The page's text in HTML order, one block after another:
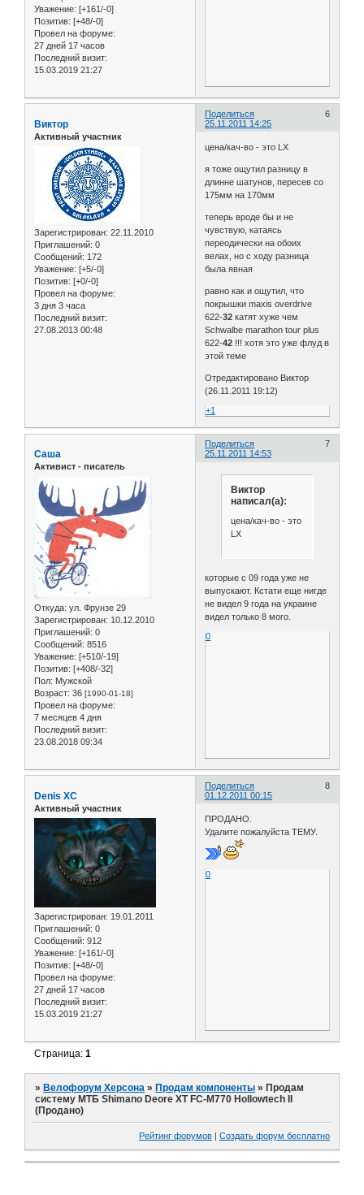
Уважение: [+161/-0]
Позитив: [+48/-0]
Провел на форуме:
27 дней 17 часов
Последний визит:
15.03.2019 21:27
Поделиться
6
25.11.2011 14:25
Виктор
Активный участник
Зарегистрирован: 22.11.2010
Приглашений: 0
Сообщений: 172
Уважение: [+5/-0]
Позитив: [+0/-0]
Провел на форуме:
3 дня 3 часа
Последний визит:
27.08.2013 00:48
цена/кач-во - это LX
я тоже ощутил разницу в
длинне шатунов, пересев со
175мм на 170мм
теперь вроде бы и не
чувствую, катаясь
переодически на обоих
велах, но с ходу разница
была явная
равно как и ощутил, что
покрышки maxis overdrive
622-32 катят хуже чем
Schwalbe marathon tour plus
622-42 !!! хотя это уже флуд в
этой теме
Отредактировано Виктор
(26.11.2011 19:12)
+1
Поделиться
7
25.11.2011 14:53
Саша
Активист - писатель
Откуда: ул. Фрунзе 29
Зарегистрирован: 10.12.2010
Приглашений: 0
Сообщений: 8516
Уважение: [+510/-19]
Позитив: [+408/-32]
Пол: Мужской
Возраст: 36 [1990-01-18]
Провел на форуме:
7 месяцев 4 дня
Последний визит:
23.08.2018 09:34
Виктор
написал(а):
цена/кач-во - это
LX
которые с 09 года уже не
выпускают. Кстати еще нигде
не видел 9 года на украине
видел только 8 мого.
0
Поделиться
8
01.12.2011 00:15
Denis XC
Активный участник
Зарегистрирован: 19.01.2011
Приглашений: 0
Сообщений: 912
Уважение: [+161/-0]
Позитив: [+48/-0]
Провел на форуме:
27 дней 17 часов
Последний визит:
15.03.2019 21:27
ПРОДАНО.
Удалите пожалуйста ТЕМУ.
0
Страница:1
»Велофорум Херсона »Продам компоненты »Продам
систему МТБ Shimano Deore XT FC-M770 Hollowtech II
(Продано)
Рейтинг форумов | Создать форум бесплатно